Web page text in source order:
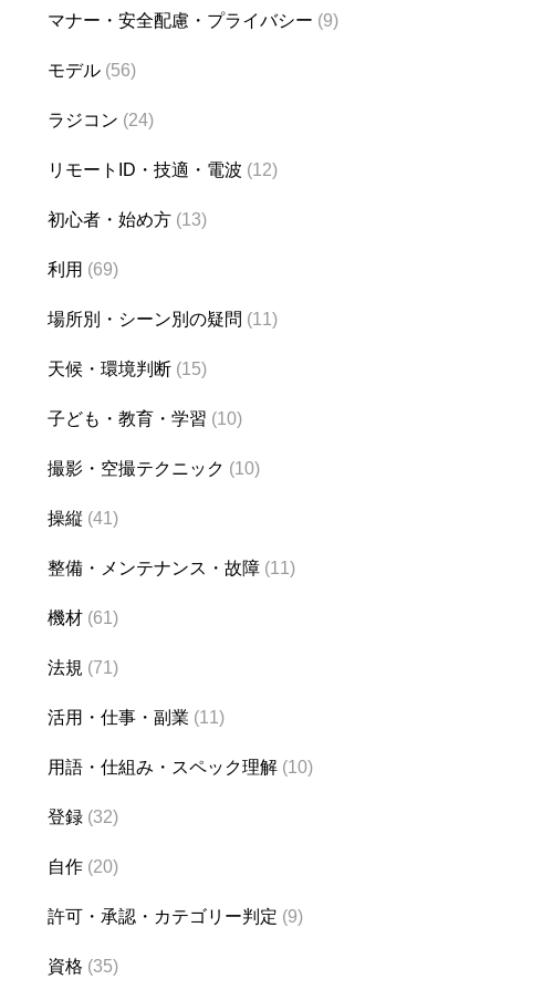
マナー・安全配慮・プライバシー (9)
モデル (56)
ラジコン (24)
リモートID・技適・電波 (12)
初心者・始め方 (13)
利用 (69)
場所別・シーン別の疑問 (11)
天候・環境判断 (15)
子ども・教育・学習 (10)
撮影・空撮テクニック (10)
操縦 (41)
整備・メンテナンス・故障 (11)
機材 (61)
法規 (71)
活用・仕事・副業 (11)
用語・仕組み・スペック理解 (10)
登録 (32)
自作 (20)
許可・承認・カテゴリー判定 (9)
資格 (35)